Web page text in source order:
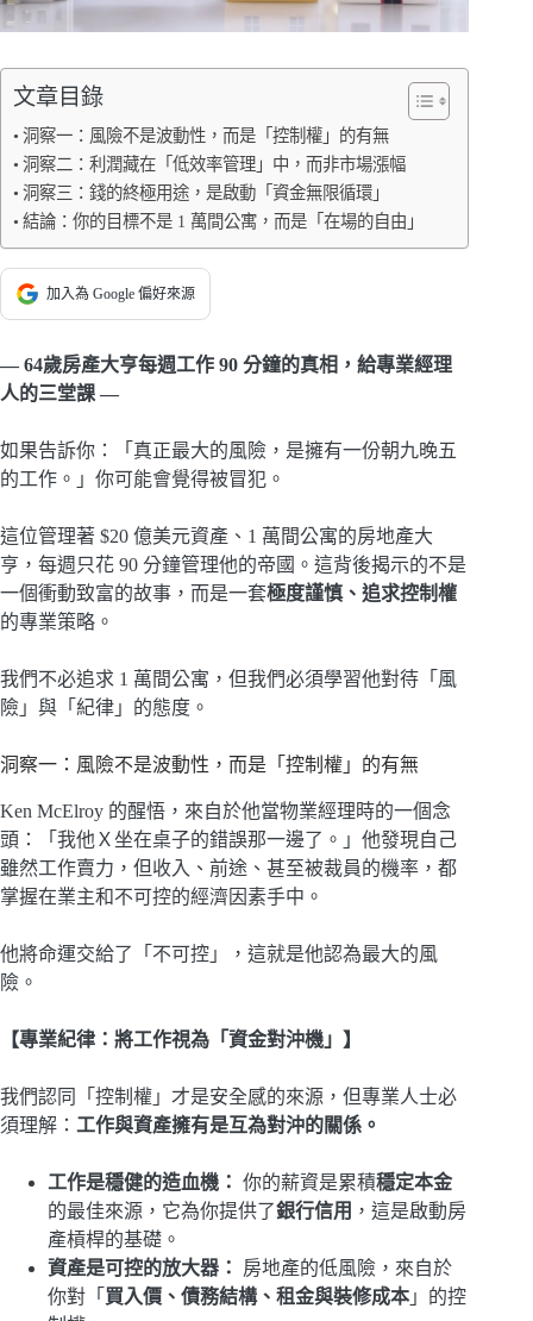
文章目錄
洞察一：風險不是波動性，而是「控制權」的有無
洞察二：利潤藏在「低效率管理」中，而非市場漲幅
洞察三：錢的終極用途，是啟動「資金無限循環」
結論：你的目標不是 1 萬間公寓，而是「在場的自由」
加入為 Google 偏好來源
— 64歲房產大亨每週工作 90 分鐘的真相，給專業經理
人的三堂課 —
如果告訴你：「真正最大的風險，是擁有一份朝九晚五
的工作。」你可能會覺得被冒犯。
這位管理著 $20 億美元資產、1 萬間公寓的房地產大
亨，每週只花 90 分鐘管理他的帝國。這背後揭示的不是
一個衝動致富的故事，而是一套極度謹慎、追求控制權
的專業策略。
我們不必追求 1 萬間公寓，但我們必須學習他對待「風
險」與「紀律」的態度。
洞察一：風險不是波動性，而是「控制權」的有無
Ken McElroy 的醒悟，來自於他當物業經理時的一個念
頭：「我他Ｘ坐在桌子的錯誤那一邊了。」他發現自己
雖然工作賣力，但收入、前途、甚至被裁員的機率，都
掌握在業主和不可控的經濟因素手中。
他將命運交給了「不可控」，這就是他認為最大的風
險。
【專業紀律：將工作視為「資金對沖機」】
我們認同「控制權」才是安全感的來源，但專業人士必
須理解： 工作與資產擁有是互為對沖的關係。
工作是穩健的造血機： 你的薪資是累積穩定本金
的最佳來源，它為你提供了銀行信用 ，這是啟動房
產槓桿的基礎。
資產是可控的放大器：
房地產的低風險，來自於
你對「 買入價、債務結構、租金與裝修成本 」的控